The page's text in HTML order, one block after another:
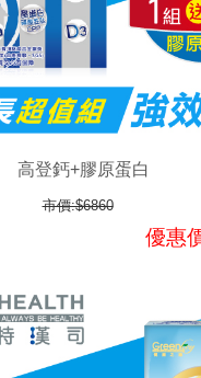
高登鈣+膠原蛋白
市價:$6860
優惠